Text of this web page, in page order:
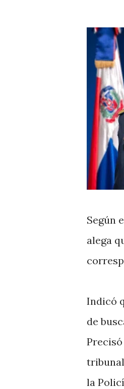
Según
alega
Indicó
de
la